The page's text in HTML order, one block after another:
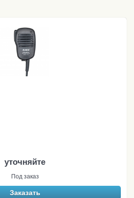
уточняйте
Под заказ
Заказать